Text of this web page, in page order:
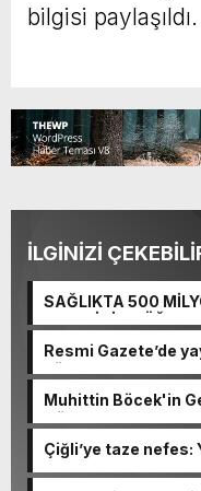
bilgisi paylaşıldı.
İLGİNİZİ
SAĞLIKTA 500
KAÇIŞ İÇİN
Resmi Gazete’de
görevden alındı!
Muhittin Böcek'in
Gözaltı Kararı!
Çiğli’ye taze nefes: